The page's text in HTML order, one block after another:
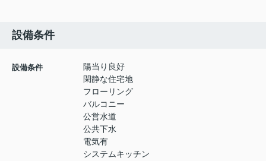
設備条件
設備条件
陽当り良好
閑静な住宅地
フローリング
バルコニー
公営水道
公共下水
電気有
システムキッチン